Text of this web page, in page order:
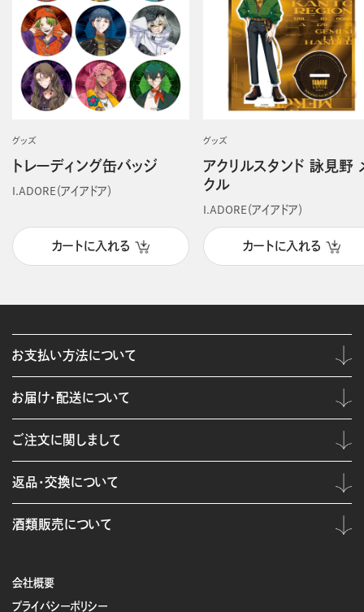
グッズ
トレーディング缶バッジ
I.ADORE（アイアドア）
カートに入れる
グッズ
アクリルスタンド 詠見野
クル
I.ADORE（アイアドア）
カートに入れる
会社概要
プライバシーポリシー
お支払い方法について
お届け・配送について
ご注文に関しまして
返品・交換について
酒類販売について